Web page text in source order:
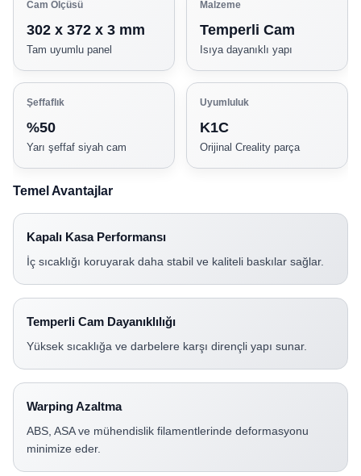
Cam Ölçüsü
302 x 372 x 3 mm
Tam uyumlu panel
Malzeme
Temperli Cam
Isıya dayanıklı yapı
Şeffaflık
%50
Yarı şeffaf siyah cam
Uyumluluk
K1C
Orijinal Creality parça
Temel Avantajlar
Kapalı Kasa Performansı
İç sıcaklığı koruyarak daha stabil ve kaliteli baskılar sağlar.
Temperli Cam Dayanıklılığı
Yüksek sıcaklığa ve darbelere karşı dirençli yapı sunar.
Warping Azaltma
ABS, ASA ve mühendislik filamentlerinde deformasyonu
minimize eder.